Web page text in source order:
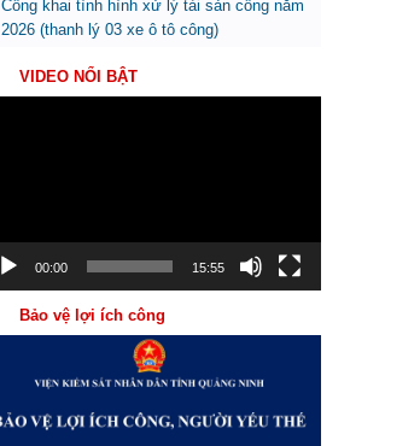
Công khai tình hình xử lý tài sản công năm
2026 (thanh lý 03 xe ô tô công)
VIDEO NỔI BẬT
00:00 15:55
Bảo vệ lợi ích công